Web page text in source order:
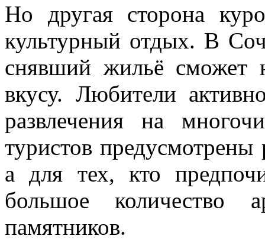
Но другая сторона
культурный отдых. В
снявший жильё сможет
вкусу. Любители
развлечения на
туристов предусмотрены
а для тех, кто
большое количество
памятников.